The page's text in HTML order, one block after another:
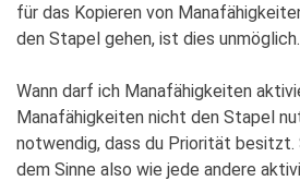
für das Kopieren von
den Stapel gehen, ist dies unmöglich.
Wann darf ich Manafähigkeiten
Manafähigkeiten nicht den Stapel
notwendig, dass du Priorität besitzt.
dem Sinne also wie jede andere